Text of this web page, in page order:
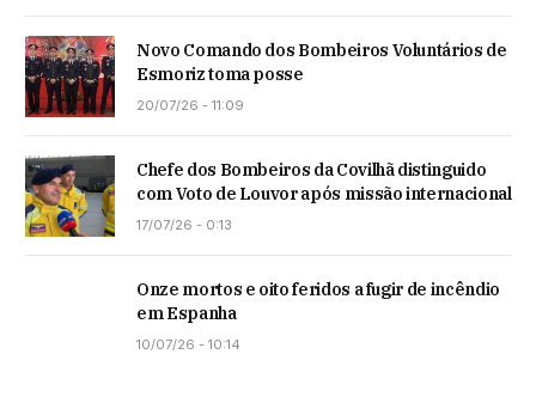
Novo Comando dos Bombeiros Voluntários de
Esmoriz toma posse
20/07/26 - 11:09
Chefe dos Bombeiros da Covilhã distinguido
com Voto de Louvor após missão internacional
17/07/26 - 0:13
Onze mortos e oito feridos a fugir de incêndio
em Espanha
10/07/26 - 10:14